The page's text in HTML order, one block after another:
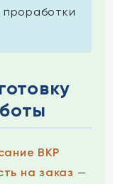
проработки
ВКР
на заказ —